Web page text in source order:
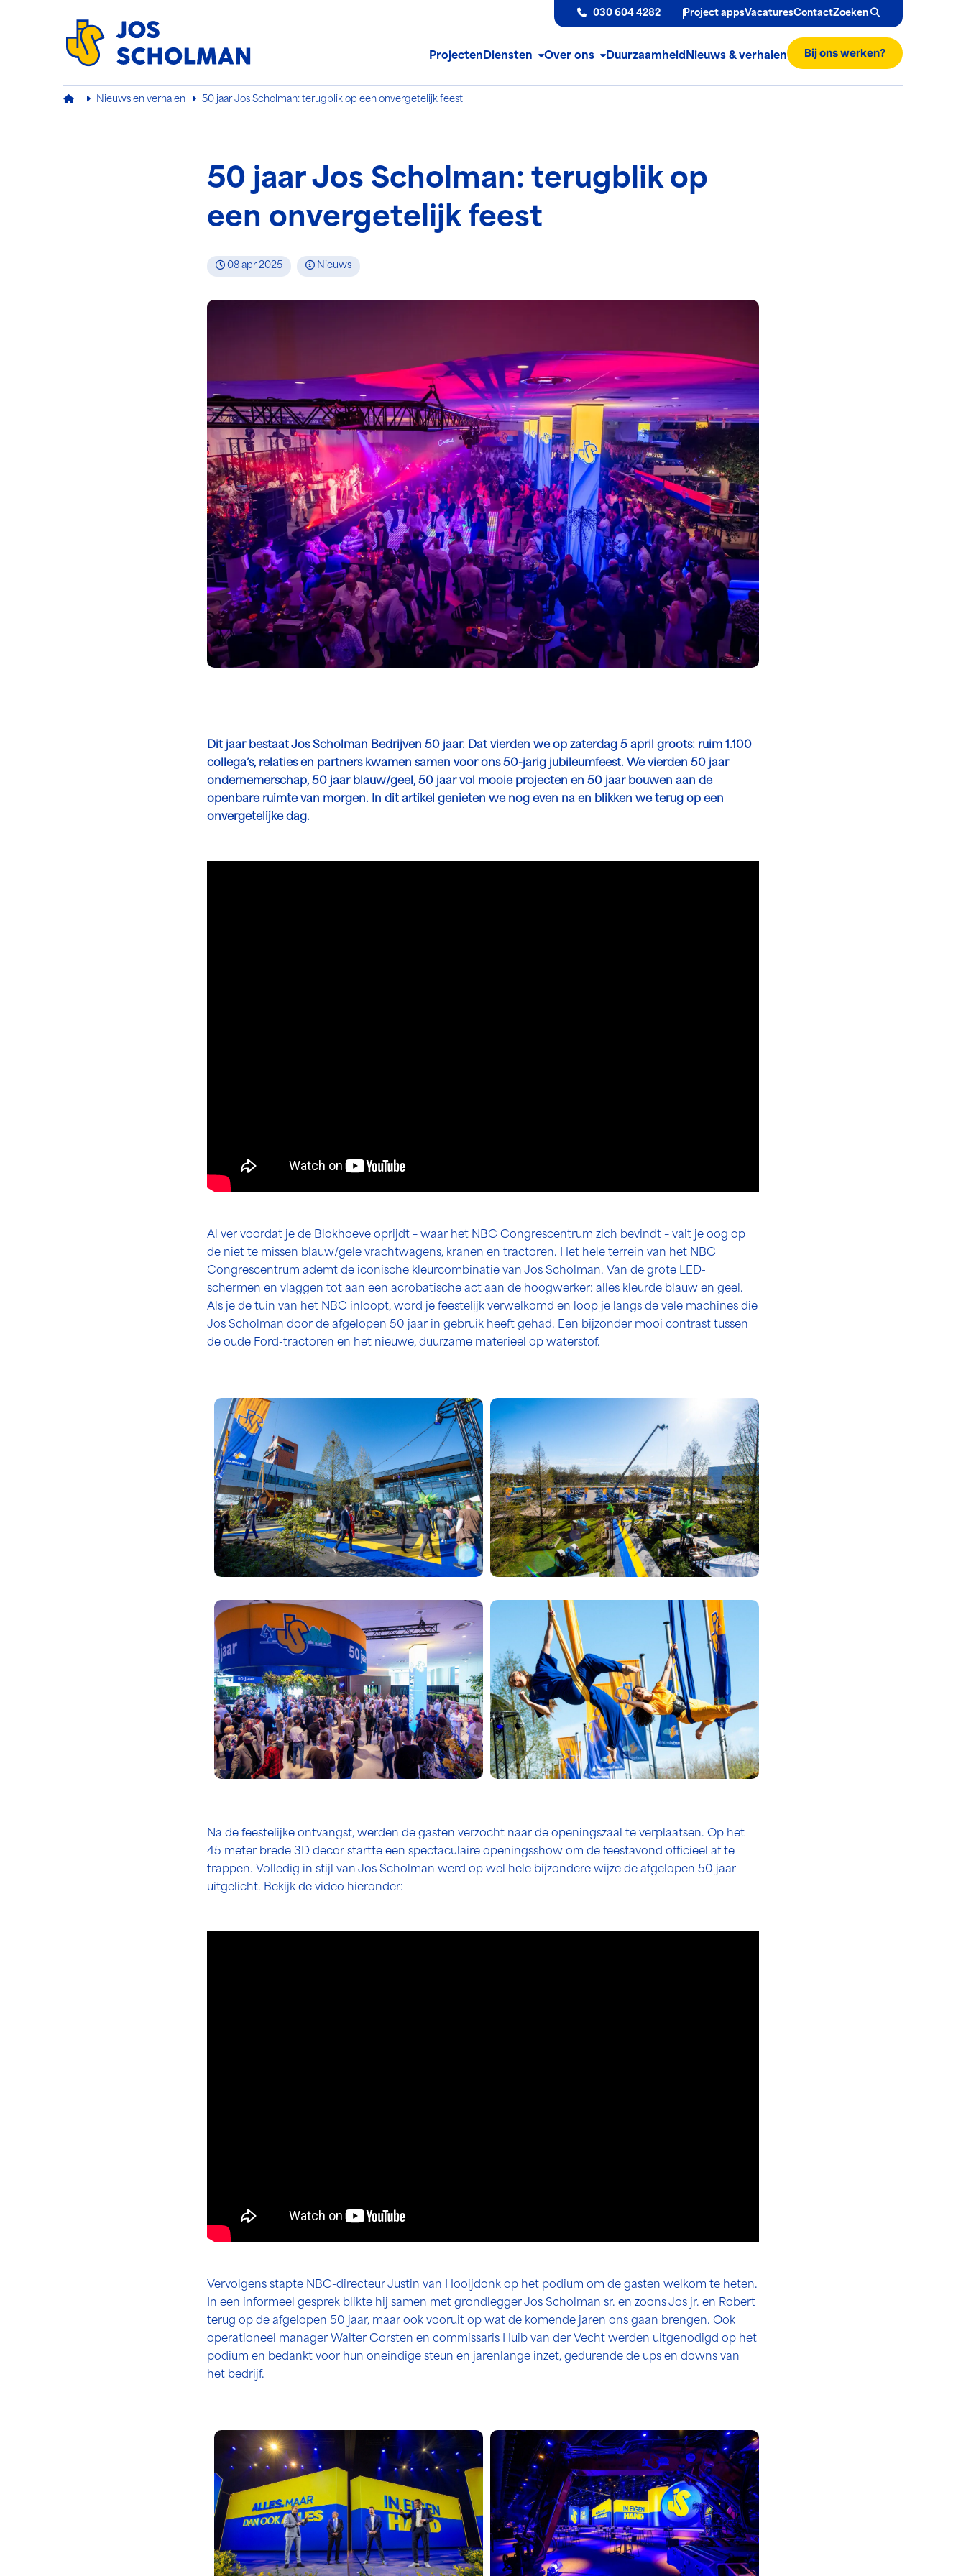
030 604 4282 Project appsVacaturesContactZoeken
ProjectenDiensten Over ons DuurzaamheidNieuws & verhalen Bij ons werken?
Nieuws en verhalen 50 jaar Jos Scholman: terugblik op een onvergetelijk feest
50 jaar Jos Scholman: terugblik op
een onvergetelijk feest
08 apr 2025 Nieuws
Dit jaar bestaat Jos Scholman Bedrijven 50 jaar. Dat vierden we op zaterdag 5 april groots: ruim 1.100
collega’s, relaties en partners kwamen samen voor ons 50-jarig jubileumfeest. We vierden 50 jaar
ondernemerschap, 50 jaar blauw/geel, 50 jaar vol mooie projecten en 50 jaar bouwen aan de
openbare ruimte van morgen. In dit artikel genieten we nog even na en blikken we terug op een
onvergetelijke dag.
Al ver voordat je de Blokhoeve oprijdt – waar het NBC Congrescentrum zich bevindt – valt je oog op
de niet te missen blauw/gele vrachtwagens, kranen en tractoren. Het hele terrein van het NBC
Congrescentrum ademt de iconische kleurcombinatie van Jos Scholman. Van de grote LED-
schermen en vlaggen tot aan een acrobatische act aan de hoogwerker: alles kleurde blauw en geel.
Als je de tuin van het NBC inloopt, word je feestelijk verwelkomd en loop je langs de vele machines die
Jos Scholman door de afgelopen 50 jaar in gebruik heeft gehad. Een bijzonder mooi contrast tussen
de oude Ford-tractoren en het nieuwe, duurzame materieel op waterstof.
Na de feestelijke ontvangst, werden de gasten verzocht naar de openingszaal te verplaatsen. Op het
45 meter brede 3D decor startte een spectaculaire openingsshow om de feestavond officieel af te
trappen. Volledig in stijl van Jos Scholman werd op wel hele bijzondere wijze de afgelopen 50 jaar
uitgelicht. Bekijk de video hieronder:
Vervolgens stapte NBC-directeur Justin van Hooijdonk op het podium om de gasten welkom te heten.
In een informeel gesprek blikte hij samen met grondlegger Jos Scholman sr. en zoons Jos jr. en Robert
terug op de afgelopen 50 jaar, maar ook vooruit op wat de komende jaren ons gaan brengen. Ook
operationeel manager Walter Corsten en commissaris Huib van der Vecht werden uitgenodigd op het
podium en bedankt voor hun oneindige steun en jarenlange inzet, gedurende de ups en downs van
het bedrijf.